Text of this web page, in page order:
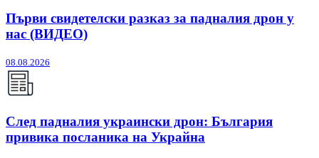
Първи свидетелски разказ за падналия дрон у
нас (ВИДЕО)
08.08.2026
След падналия украински дрон: България
привика посланика на Украйна